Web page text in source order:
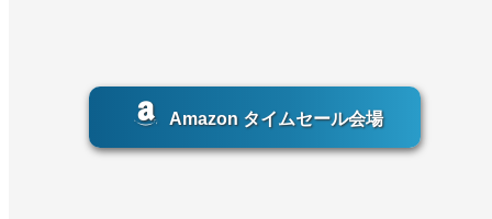
Amazon タイムセール会場